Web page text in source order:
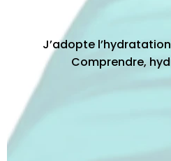
J’adopte
Comprendre,